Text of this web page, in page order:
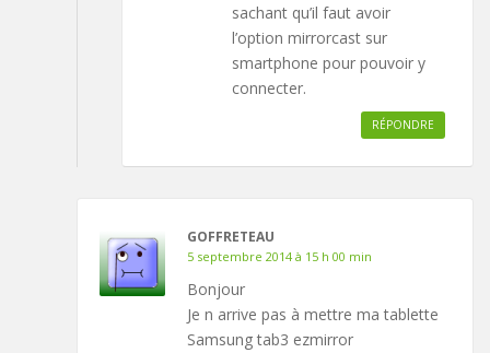
sachant qu’il faut avoir
l’option mirrorcast sur
smartphone pour pouvoir y
connecter.
RÉPONDRE
GOFFRETEAU
5 septembre 2014 à 15 h 00 min
Bonjour
Je n arrive pas à mettre ma tablette
Samsung tab3 ezmirror